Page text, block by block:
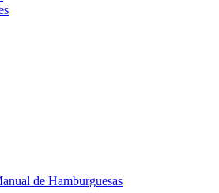
de Hamburguesas